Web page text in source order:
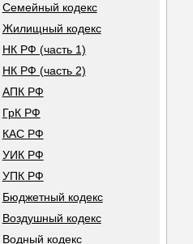
Семейный кодекс
Жилищный кодекс
НК РФ (часть 1)
НК РФ (часть 2)
АПК РФ
ГрК РФ
КАС РФ
УИК РФ
УПК РФ
Бюджетный кодекс
Воздушный кодекс
Водный кодекс